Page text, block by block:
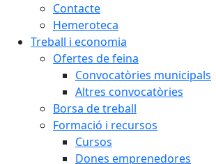
Contacte
Hemeroteca
Treball i economia
Ofertes de feina
Convocatòries municipals
Altres convocatòries
Borsa de treball
Formació i recursos
Cursos
Dones emprenedores